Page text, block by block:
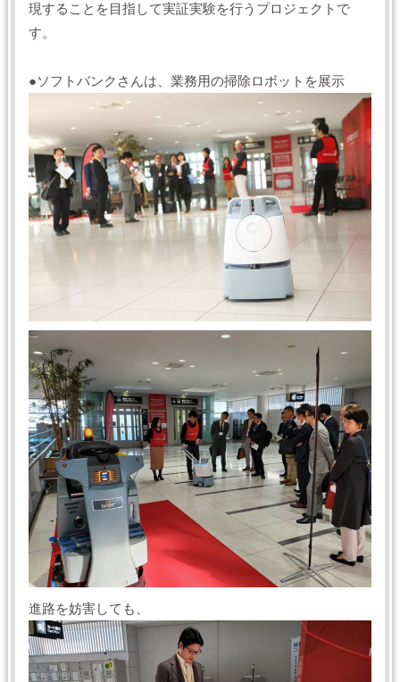
現することを目指して実証実験を行うプロジェクトで
す。
●ソフトバンクさんは、業務用の掃除ロボットを展示
進路を妨害しても、